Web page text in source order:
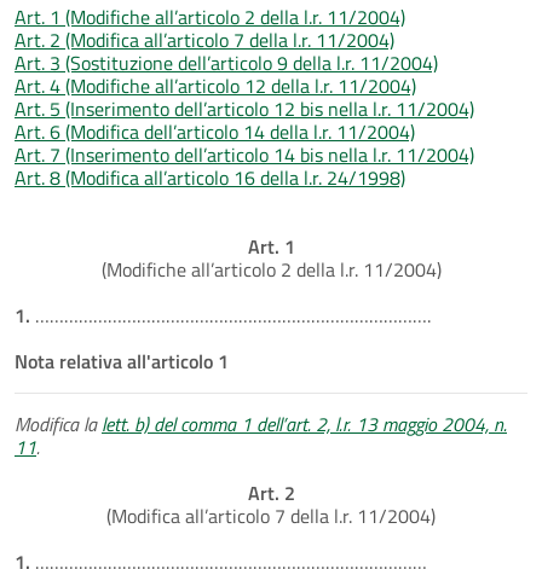
Art. 1 (Modifiche all’articolo 2 della l.r. 11/2004)
Art. 2 (Modifica all’articolo 7 della l.r. 11/2004)
Art. 3 (Sostituzione dell’articolo 9 della l.r. 11/2004)
Art. 4 (Modifiche all’articolo 12 della l.r. 11/2004)
Art. 5 (Inserimento dell’articolo 12 bis nella l.r. 11/2004)
Art. 6 (Modifica dell’articolo 14 della l.r. 11/2004)
Art. 7 (Inserimento dell’articolo 14 bis nella l.r. 11/2004)
Art. 8 (Modifica all’articolo 16 della l.r. 24/1998)
Art. 1
(Modifiche all’articolo 2 della l.r. 11/2004)
1. ……………………………………………………………………….
Nota relativa all'articolo 1
Modifica lalett. b) del comma 1 dell’art. 2, l.r. 13 maggio 2004, n.
11.
Art. 2
(Modifica all’articolo 7 della l.r. 11/2004)
1. ………………………………………………………………………